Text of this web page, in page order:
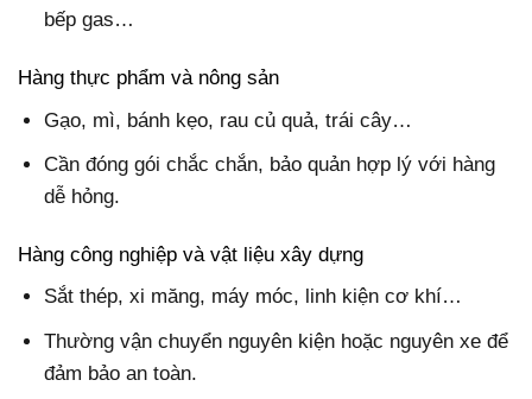
bếp gas…
Hàng thực phẩm và nông sản
Gạo, mì, bánh kẹo, rau củ quả, trái cây…
Cần đóng gói chắc chắn, bảo quản hợp lý với hàng
dễ hỏng.
Hàng công nghiệp và vật liệu xây dựng
Sắt thép, xi măng, máy móc, linh kiện cơ khí…
Thường vận chuyển nguyên kiện hoặc nguyên xe để
đảm bảo an toàn.